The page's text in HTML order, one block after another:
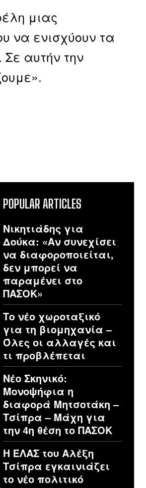
μιας
να ενισχύουν τα
αυτήν την
POPULAR ARTICLES
Νικητιάδης για
Δούκα: «Αν συνεχίσει
να διαφοροποιείται,
δεν μπορεί να
παραμένει στο
ΠΑΣΟΚ»
Το νέο χωροταξικό
για τη βιομηχανία –
Όλες οι αλλαγές και
τι προβλέπεται
Νέο Σκηνικό:
Μονοψήφια η
διαφορά Μητσοτάκη –
Τσίπρα – Μάχη για
την 4η θέση το ΠΑΣΟΚ
Η ΕΛΑΣ του Αλέξη
Τσίπρα εγκαινιάζει
το νέο πολιτικό